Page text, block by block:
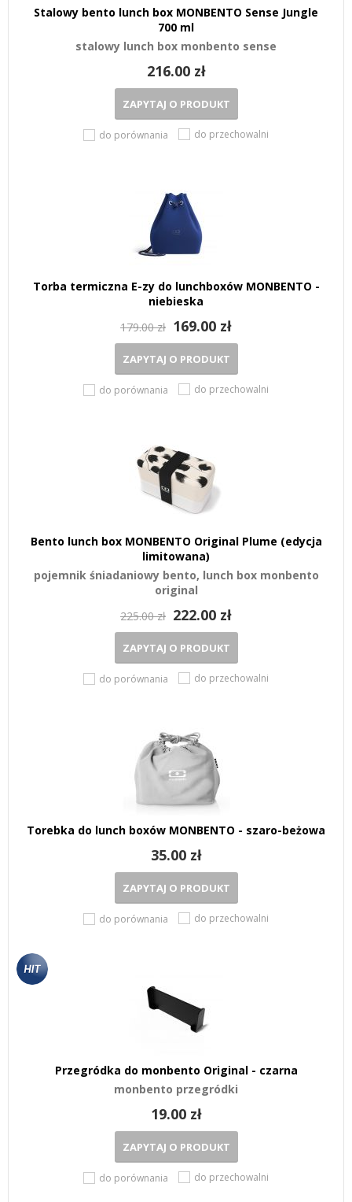
Stalowy bento lunch box MONBENTO Sense Jungle
700 ml
stalowy lunch box monbento sense
216.00 zł
ZAPYTAJ O PRODUKT
do porównania do przechowalni
Torba termiczna E-zy do lunchboxów MONBENTO -
niebieska
179.00 zł 169.00 zł
ZAPYTAJ O PRODUKT
do porównania do przechowalni
Bento lunch box MONBENTO Original Plume (edycja
limitowana)
pojemnik śniadaniowy bento, lunch box monbento
original
225.00 zł 222.00 zł
ZAPYTAJ O PRODUKT
do porównania do przechowalni
Torebka do lunch boxów MONBENTO - szaro-beżowa
35.00 zł
ZAPYTAJ O PRODUKT
do porównania do przechowalni
Przegródka do monbento Original - czarna
monbento przegródki
19.00 zł
ZAPYTAJ O PRODUKT
do porównania do przechowalni